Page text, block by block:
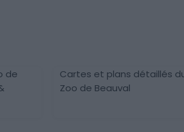
de
Cartes et plans détaillés
Zoo de Beauval